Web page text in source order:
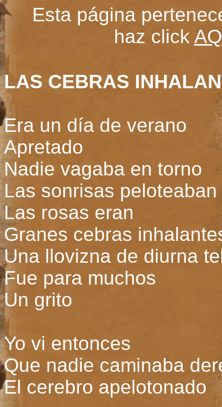
Esta página
haz click
LAS CEBRAS
Era un día de verano
Apretado
Nadie vagaba en torno
Las sonrisas
Las rosas eran
Granes cebras
Una llovizna de diurna
Fue para muchos
Un grito
Yo vi entonces
Que nadie caminaba
El cerebro apelotonado